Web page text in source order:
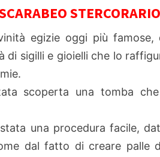
STERCORARIO
egizie oggi più
di sigilli e gioielli che lo
scoperta una tomba
stata una procedura facile,
dal fatto di creare palle